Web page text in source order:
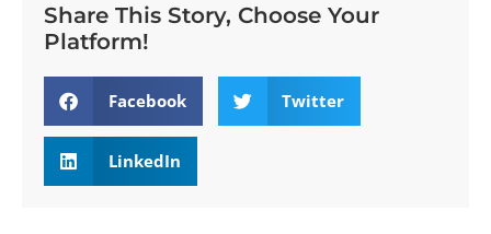
Share This Story, Choose Your
Platform!
Facebook Twitter
LinkedIn